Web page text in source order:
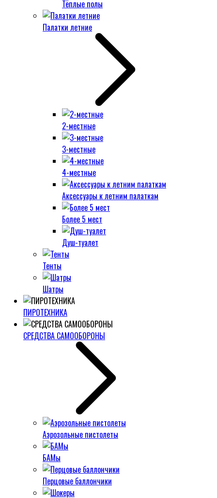
Тёплые полы
Палатки летние
2-местные
3-местные
4-местные
Аксессуары к летним палаткам
Более 5 мест
Душ-туалет
Тенты
Шатры
ПИРОТЕХНИКА
СРЕДСТВА САМООБОРОНЫ
Аэрозольные пистолеты
БАМы
Перцовые баллончики